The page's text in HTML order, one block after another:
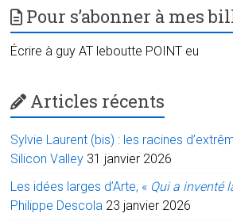
Pour s’abonner à mes
Écrire à guy AT leboutte POINT eu
Articles récents
Sylvie Laurent (bis) : les racines
Silicon Valley 31 janvier 2026
Les idées larges d’Arte, « Qui a inventé
Philippe Descola 23 janvier 2026